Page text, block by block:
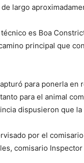
largo
es Boa
principal que
para ponerla en
para el animal
dispusieron que
por el
comisario